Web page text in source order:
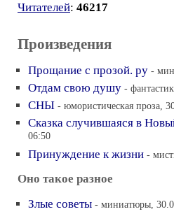
Читателей: 46217
Произведения
Прощание с прозой. ру -
Отдам свою душу -
СНЫ - юмористическая проза,
Сказка случившаяся в
06:50
Принуждение к жизни -
Оно такое разное
Злые советы - миниатюры,